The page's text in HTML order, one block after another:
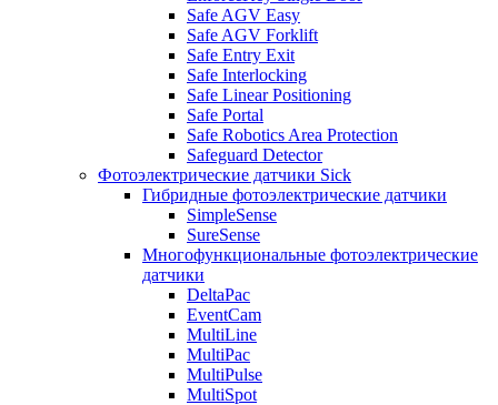
Safe AGV Easy
Safe AGV Forklift
Safe Entry Exit
Safe Interlocking
Safe Linear Positioning
Safe Portal
Safe Robotics Area Protection
Safeguard Detector
Фотоэлектрические датчики Sick
Гибридные фотоэлектрические датчики
SimpleSense
SureSense
Многофункциональные фотоэлектрические
датчики
DeltaPac
EventCam
MultiLine
MultiPac
MultiPulse
MultiSpot